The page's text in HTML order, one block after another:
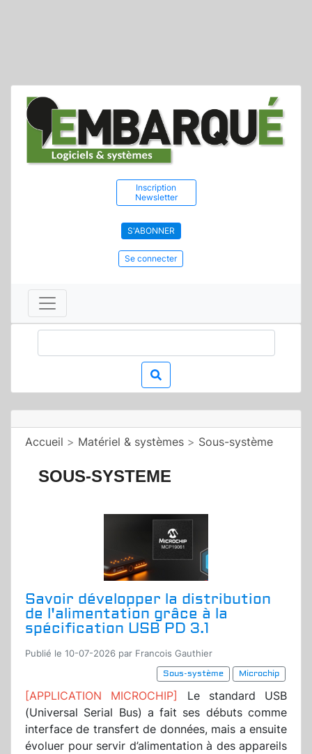
Inscription
Newsletter
S'ABONNER
Se connecter
Accueil > Matériel & systèmes > Sous-système
SOUS-SYSTEME
Savoir développer la distribution
de l'alimentation grâce à la
spécification USB PD 3.1
Publié le 10-07-2026 par Francois Gauthier
Sous-système
Microchip
[APPLICATION MICROCHIP] Le standard USB
(Universal Serial Bus) a fait ses débuts comme
interface de transfert de données, mais a ensuite
évoluer pour servir d’alimentation à des appareils